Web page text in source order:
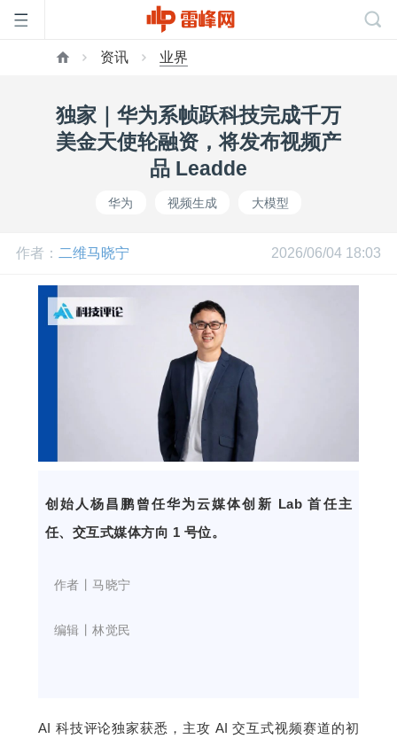
页
活
资讯 业界
独家｜华为系帧跃科技完成千万
美金天使轮融资，将发布视频产
品 Leadde
华为 视频生成 大模型
作者： 二维马晓宁 2026/06/04 18:03
创始人杨昌鹏曾任华为云媒体创新 Lab 首任主
任、交互式媒体方向 1 号位。
作者丨马晓宁
编辑丨林觉民
AI 科技评论独家获悉，主攻 AI 交互式视频赛道的初